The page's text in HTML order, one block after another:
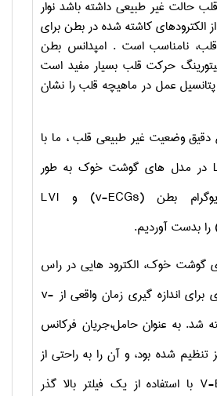
حالت غیر طبیعی داشته باشد نوار
الکترودهای کاشته شده در بطن برای
نامناسب است . امپدانس بطن
حرکت قلب بسیار مفید است
عمل در ماهیچه قلب را نشان
وضعیت غیر طبیعی قلب ، ما با
در مدل های گوشت خوک به طور
بطن (v-ECGs) و LVI
بدست آوردیم.
خوک، الکترود هایی در راس
اندازه گیری زمان واقعی از v-
شد. به عنوان حامل،جریان فرکانس
تنظیم شده بود، و آن را به راحتی از
V- با استفاده از یک فیلتر بالا گذر